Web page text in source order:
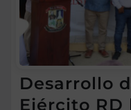
Desarrollo
Ejército RD